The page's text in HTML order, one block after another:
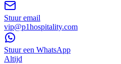
Stuur email
vip@p1hospitality.com
Stuur een WhatsApp
Altijd